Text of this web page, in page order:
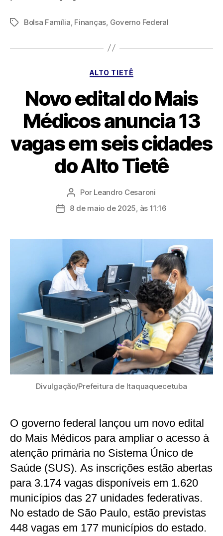
TagsBolsa Família Finanças Governo Federal
Categorias
ALTO TIETÊ
Novo edital do Mais
Médicos anuncia 13
vagas em seis cidades
do Alto Tietê
Autor
do
Por Leandro Cesaroni
Data8 de maio de 2025, às 11:16
Divulgação/Prefeitura de Itaquaquecetuba
O governo federal lançou um novo edital
do Mais Médicos para ampliar o acesso à
atenção primária no Sistema Único de
Saúde (SUS). As inscrições estão abertas
para 3.174 vagas disponíveis em 1.620
municípios das 27 unidades federativas.
No estado de São Paulo, estão previstas
448 vagas em 177 municípios do estado.